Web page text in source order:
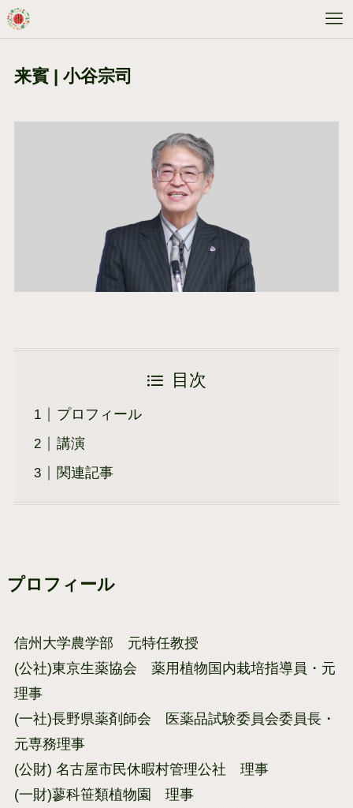
来賓 | 小谷宗司
目次
プロフィール
講演
関連記事
プロフィール
信州大学農学部 元特任教授
(公社)東京生薬協会 薬用植物国内栽培指導員・元
理事
(一社)長野県薬剤師会 医薬品試験委員会委員長・
元専務理事
(公財) 名古屋市民休暇村管理公社 理事
(一財)蓼科笹類植物園 理事